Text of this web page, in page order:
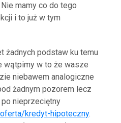
mamy co do tego
i to już w tym
żadnych podstaw ku temu
wątpimy w to że wasze
niebawem analogiczne
żadnym pozorem lecz
nieprzeciętny
kredyt-hipoteczny.